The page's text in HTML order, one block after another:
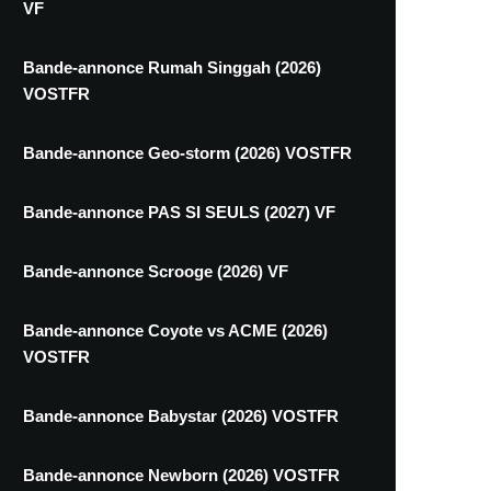
VF
Bande-annonce Rumah Singgah (2026)
VOSTFR
Bande-annonce Geo-storm (2026) VOSTFR
Bande-annonce PAS SI SEULS (2027) VF
Bande-annonce Scrooge (2026) VF
Bande-annonce Coyote vs ACME (2026)
VOSTFR
Bande-annonce Babystar (2026) VOSTFR
Bande-annonce Newborn (2026) VOSTFR